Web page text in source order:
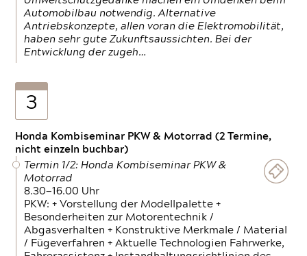
Automobilbau notwendig. Alternative
Antriebskonzepte, allen voran die Elektromobilität,
haben sehr gute Zukunftsaussichten. Bei der
Entwicklung der zugeh…
3
Honda Kombiseminar PKW & Motorrad (2 Termine,
nicht einzeln buchbar)
Termin 1/2: Honda Kombiseminar PKW &
Motorrad
8.30—16.00 Uhr
PKW: + Vorstellung der Modellpalette +
Besonderheiten zur Motorentechnik /
Abgasverhalten + Konstruktive Merkmale / Material
/ Fügeverfahren + Aktuelle Technologien Fahrwerke,